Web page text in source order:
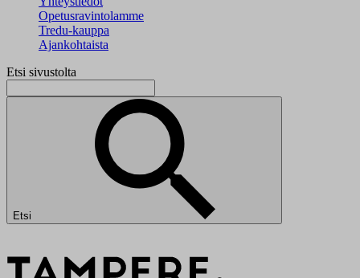
Opetusravintolamme
Tredu-kauppa
Ajankohtaista
Etsi sivustolta
Etsi